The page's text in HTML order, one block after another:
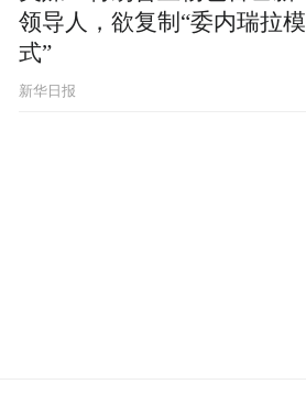
领导人，欲复制“委内瑞拉模
式”
新华日报